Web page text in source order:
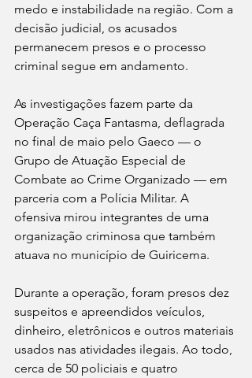
medo e instabilidade na região. Com a
decisão judicial, os acusados
permanecem presos e o processo
criminal segue em andamento.
As investigações fazem parte da
Operação Caça Fantasma, deflagrada
no final de maio pelo Gaeco — o
Grupo de Atuação Especial de
Combate ao Crime Organizado — em
parceria com a Polícia Militar. A
ofensiva mirou integrantes de uma
organização criminosa que também
atuava no município de Guiricema.
Durante a operação, foram presos dez
suspeitos e apreendidos veículos,
dinheiro, eletrônicos e outros materiais
usados nas atividades ilegais. Ao todo,
cerca de 50 policiais e quatro